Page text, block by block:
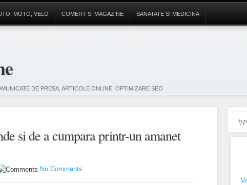
DE PRESA, ARTICOLE ONLINE, OPTIMIZARE SEO
MOTO, VELO COMERT SI MAGAZINE SANATATE SI MEDICINA
si de a cumpara printr-un amanet
No Comments